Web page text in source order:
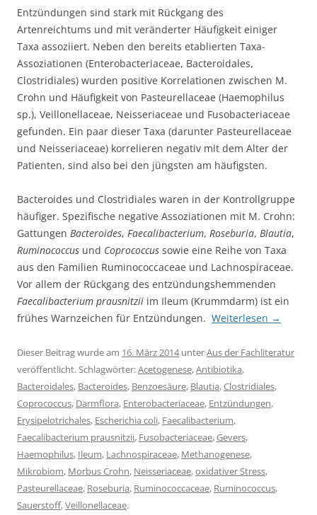
Entzündungen sind stark mit Rückgang des
Artenreichtums und mit veränderter Häufigkeit einiger
Taxa assoziiert. Neben den bereits etablierten Taxa-
Assoziationen (Enterobacteriaceae, Bacteroidales,
Clostridiales) wurden positive Korrelationen zwischen M.
Crohn und Häufigkeit von Pasteurellaceae (Haemophilus
sp.), Veillonellaceae, Neisseriaceae und Fusobacteriaceae
gefunden. Ein paar dieser Taxa (darunter Pasteurellaceae
und Neisseriaceae) korrelieren negativ mit dem Alter der
Patienten, sind also bei den jüngsten am häufigsten.
Bacteroides und Clostridiales waren in der Kontrollgruppe
häufiger. Spezifische negative Assoziationen mit M. Crohn:
Gattungen Bacteroides, Faecalibacterium, Roseburia, Blautia,
Ruminococcus und Coprococcus sowie eine Reihe von Taxa
aus den Familien Ruminococcaceae und Lachnospiraceae.
Vor allem der Rückgang des entzündungshemmenden
Faecalibacterium prausnitzii im Ileum (Krummdarm) ist ein
frühes Warnzeichen für Entzündungen. Weiterlesen →
Dieser Beitrag wurde am 16. März 2014unterAus der Fachliteratur
veröffentlicht. Schlagwörter:Acetogenese,Antibiotika,
Bacteroidales, Bacteroides, Benzoesäure, Blautia,Clostridiales,
Coprococcus, Darmflora, Enterobacteriaceae, Entzündungen,
Erysipelotrichales, Escherichia coli, Faecalibacterium,
Faecalibacterium prausnitzii, Fusobacteriaceae,Gevers,
Haemophilus, Ileum, Lachnospiraceae, Methanogenese,
Mikrobiom, Morbus Crohn, Neisseriaceae,oxidativer Stress,
Pasteurellaceae, Roseburia, Ruminococcaceae, Ruminococcus,
Sauerstoff,Veillonellaceae.